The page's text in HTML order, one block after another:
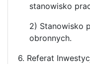
stanowisko
2) Stanowisko
obronnych.
6. Referat